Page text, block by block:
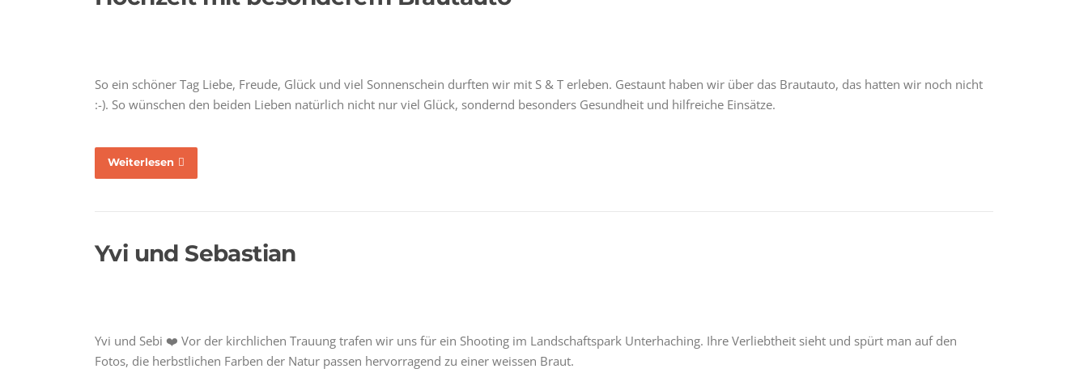
So ein schöner Tag Liebe, Freude, Glück und viel Sonnenschein durften wir mit S & T erleben. Gestaunt haben wir über das Brautauto, das hatten wir noch nicht
:-). So wünschen den beiden Lieben natürlich nicht nur viel Glück, sondernd besonders Gesundheit und hilfreiche Einsätze.
Weiterlesen
Yvi und Sebastian
Yvi und Sebi ❤️ Vor der kirchlichen Trauung trafen wir uns für ein Shooting im Landschaftspark Unterhaching. Ihre Verliebtheit sieht und spürt man auf den
Fotos, die herbstlichen Farben der Natur passen hervorragend zu einer weissen Braut.